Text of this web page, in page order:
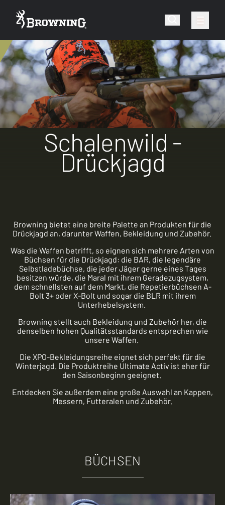
Schalenwild -
Drückjagd
Browning bietet eine breite Palette an Produkten für die
Drückjagd an, darunter Waffen, Bekleidung und Zubehör.
Was die Waffen betrifft, so eignen sich mehrere Arten von
Büchsen für die Drückjagd: die BAR, die legendäre
Selbstladebüchse, die jeder Jäger gerne eines Tages
besitzen würde, die Maral mit ihrem Geradezugsystem,
dem schnellsten auf dem Markt, die Repetierbüchsen A-
Bolt 3+ oder X-Bolt und sogar die BLR mit ihrem
Unterhebelsystem.
Browning stellt auch Bekleidung und Zubehör her, die
denselben hohen Qualitätsstandards entsprechen wie
unsere Waffen.
Die XPO-Bekleidungsreihe eignet sich perfekt für die
Winterjagd. Die Produktreihe Ultimate Activ ist eher für
den Saisonbeginn geeignet.
Entdecken Sie außerdem eine große Auswahl an Kappen,
Messern, Futteralen und Zubehör.
BÜCHSEN